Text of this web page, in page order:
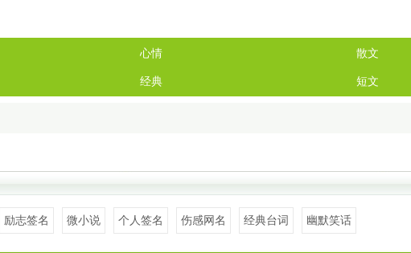
心情 散文
经典 短文
励志签名 微小说 个人签名 伤感网名 经典台词 幽默笑话